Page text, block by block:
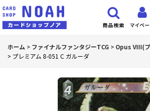
マイペ
商品検索
ホーム > ファイナルファンタジーTCG > Opus VIII(
> プレミアム 8-051 C ガルーダ